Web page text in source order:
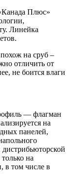
Плюс»
Линейка
на сруб –
отличить от
не боится влаги
— флагман
на
панелей,
на
в том числе в